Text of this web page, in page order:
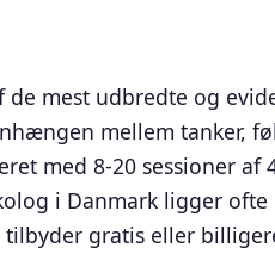
mest udbredte og
mellem tanker,
med 8-20 sessioner af
i Danmark ligger ofte
tilbyder gratis eller